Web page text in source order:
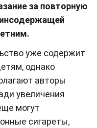
за повторную
уже содержит
однако
авторы
увеличения
могут
сигареты,